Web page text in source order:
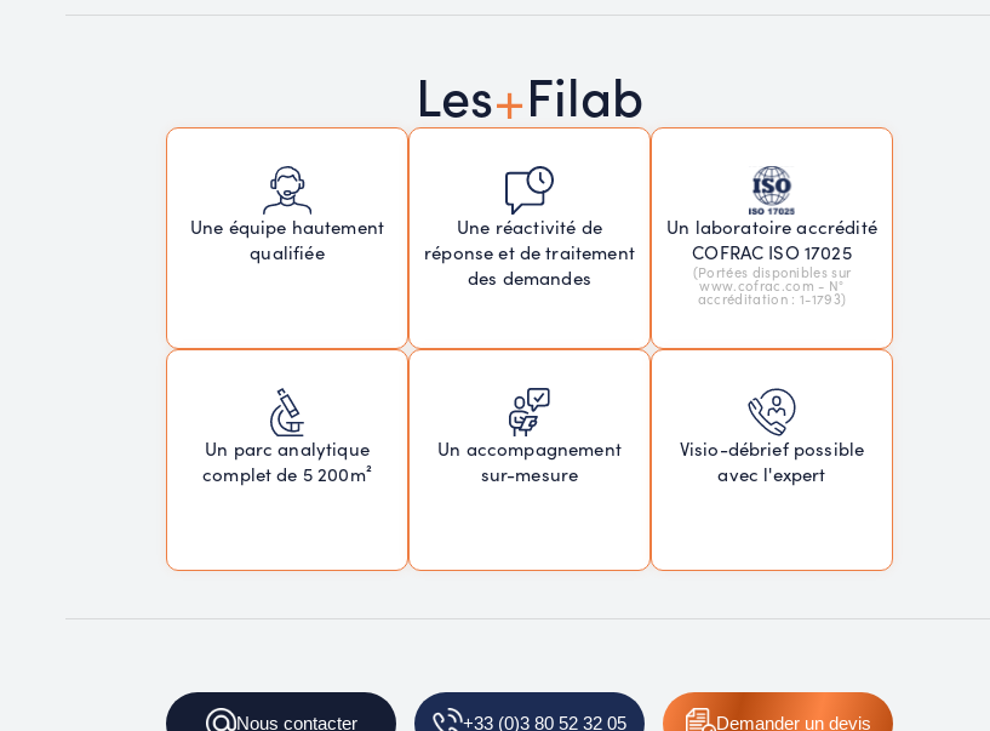
Les+Filab
Une équipe hautement
qualifiée
Une réactivité de
réponse et de traitement
des demandes
Un laboratoire accrédité
COFRAC ISO 17025
(Portées disponibles sur
www.cofrac.com - N°
accréditation : 1-1793)
Un parc analytique
complet de 5 200m²
Un accompagnement
sur-mesure
Visio-débrief possible
avec l'expert
Nous contacter +33 (0)3 80 52 32 05 Demander un devis